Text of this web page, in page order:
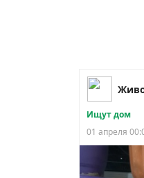
Ищут дом
01 апреля